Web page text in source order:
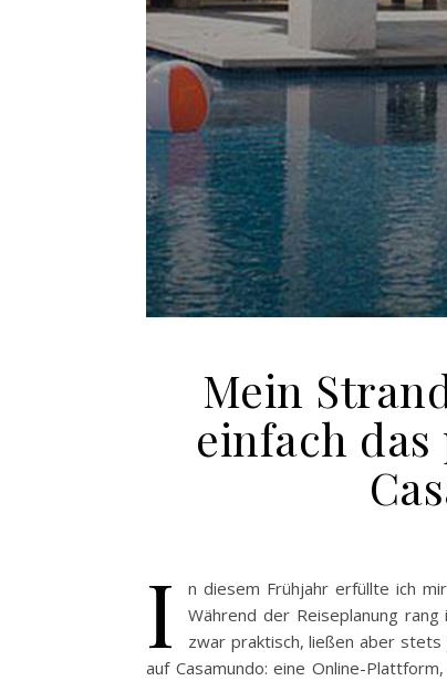
Mein
einfach
I
n diesem Frühjahr erfüllte ich
Während der Reiseplanung
zwar praktisch, ließen aber stets
auf Casamundo: eine Online-